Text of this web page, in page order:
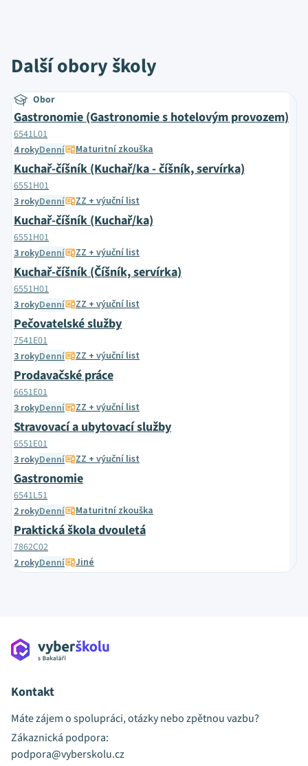
Další obory školy
Obor
Gastronomie (Gastronomie s hotelovým provozem)
6541L01
4 rokyDenní Maturitní zkouška
Kuchař-číšník (Kuchař/ka - číšník, servírka)
6551H01
3 rokyDenní ZZ + výuční list
Kuchař-číšník (Kuchař/ka)
6551H01
3 rokyDenní ZZ + výuční list
Kuchař-číšník (Číšník, servírka)
6551H01
3 rokyDenní ZZ + výuční list
Pečovatelské služby
7541E01
3 rokyDenní ZZ + výuční list
Prodavačské práce
6651E01
3 rokyDenní ZZ + výuční list
Stravovací a ubytovací služby
6551E01
3 rokyDenní ZZ + výuční list
Gastronomie
6541L51
2 rokyDenní Maturitní zkouška
Praktická škola dvouletá
7862C02
2 rokyDenní Jiné
Kontakt
Máte zájem o spolupráci, otázky nebo zpětnou vazbu?
Zákaznická podpora:
podpora@vyberskolu.cz